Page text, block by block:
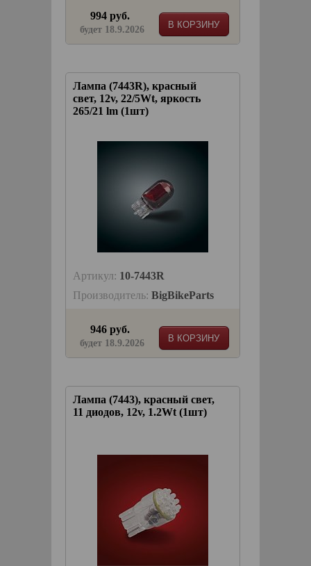
В КОРЗИНУ
994 руб.
будет 18.9.2026
Лампа (7443R), красный
свет, 12v, 22/5Wt, яркость
265/21 lm (1шт)
Артикул: 10-7443R
Производитель: BigBikeParts
В КОРЗИНУ
946 руб.
будет 18.9.2026
Лампа (7443), красный свет,
11 диодов, 12v, 1.2Wt (1шт)